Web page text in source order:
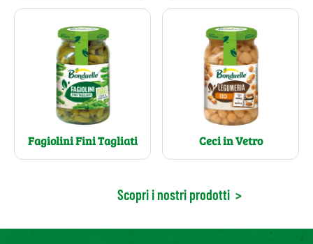
Fagiolini Fini Tagliati Ceci in Vetro
Scopri i nostri prodotti >